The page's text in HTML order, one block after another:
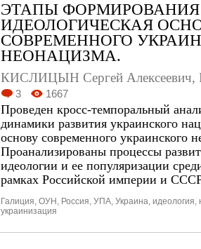
ЭТАПЫ
ИДЕОЛОГИЧЕСКАЯ
СОВРЕМЕННОГО
НЕОНАЦИЗМА.
КИСЛИЦЫН Сергей Алексеевич,
3 1667
Проведен кросс-темпоральный
динамики развития украинского
основу современного украинского
Проанализированы процессы
идеологии и ее популяризации
рамках Российской империи и
Галиция ОУН Россия УПА Украина идеология
украинизация